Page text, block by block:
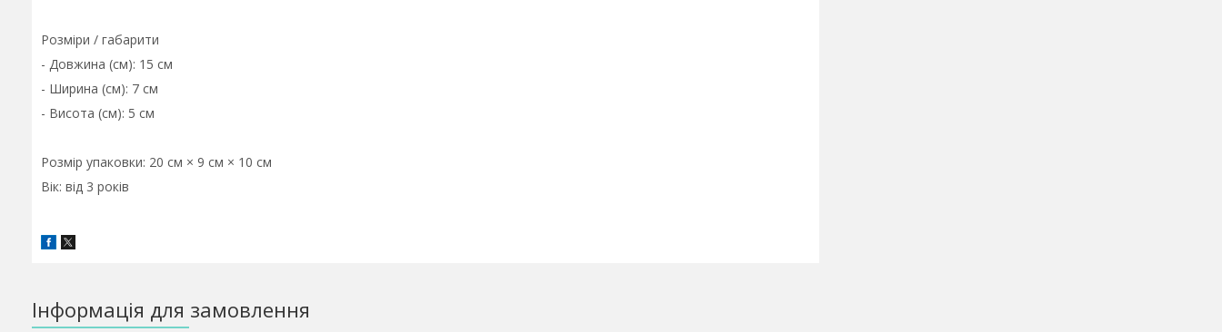
Розміри / габарити
- Довжина (см): 15 см
- Ширина (см): 7 см
- Висота (см): 5 см
Розмір упаковки: 20 см × 9 см × 10 см
Вік: від 3 років
Інформація для замовлення